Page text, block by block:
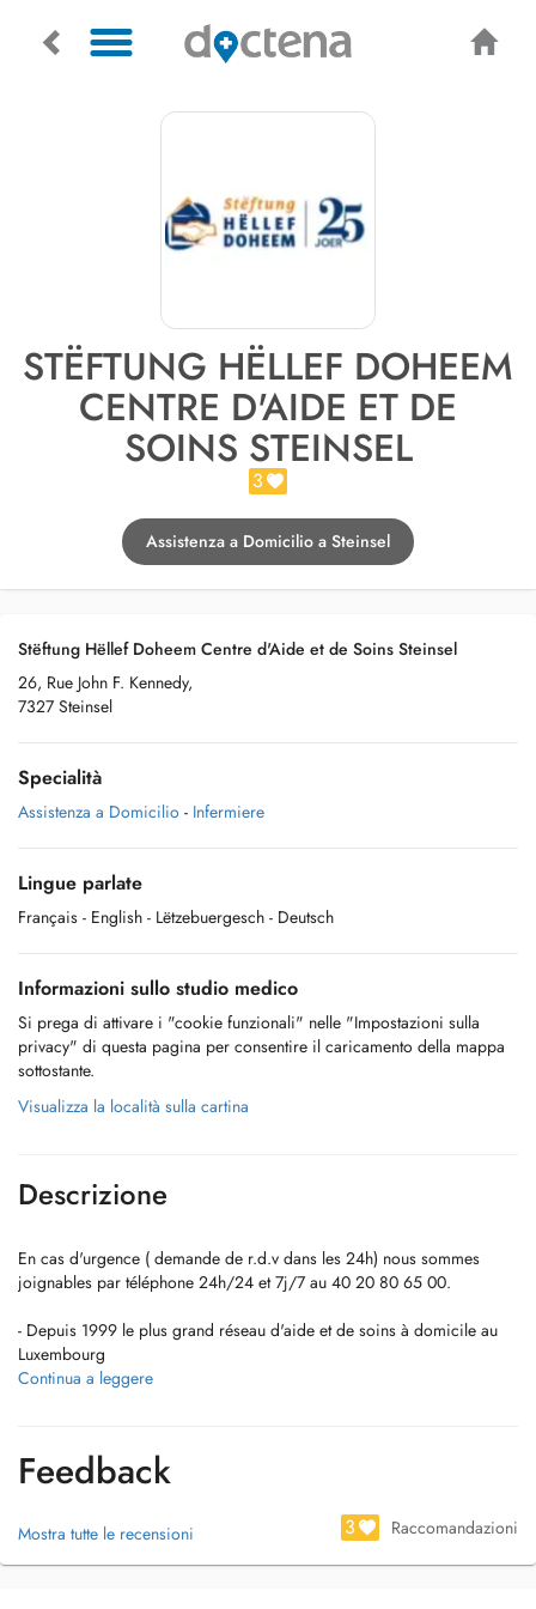
STËFTUNG HËLLEF DOHEEM
CENTRE D'AIDE ET DE
SOINS STEINSEL
3
Assistenza a Domicilio a Steinsel
Stëftung Hëllef Doheem Centre d'Aide et de Soins Steinsel
26, Rue John F. Kennedy,
7327 Steinsel
Specialità
Assistenza a Domicilio - Infermiere
Lingue parlate
Français - English - Lëtzebuergesch - Deutsch
Informazioni sullo studio medico
Si prega di attivare i "cookie funzionali" nelle "Impostazioni sulla
privacy" di questa pagina per consentire il caricamento della mappa
sottostante.
Visualizza la località sulla cartina
Descrizione
En cas d'urgence ( demande de r.d.v dans les 24h) nous sommes
joignables par téléphone 24h/24 et 7j/7 au 40 20 80 65 00.
- Depuis 1999 le plus grand réseau d'aide et de soins à domicile au
Luxembourg
- Nous sommes joignable par téléphone 24h/24h au 40 20 80 65 00
- Seit 1999 das größte Netzwerk für Hilfs- und Pflegedienste in
- Wir sind 24h/24h für Sie erreichbar unter: 40 20 80 65 00
- Garantierte Dienstleistung an 7 Tagen in der Woche
- Ein ganzheitlich umfassendes Betreuungsangebot
Continua a leggere
Feedback
Mostra tutte le recensioni 3 Raccomandazioni